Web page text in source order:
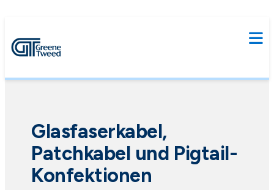
Glasfaserkabel,
Patchkabel und Pigtail-
Konfektionen